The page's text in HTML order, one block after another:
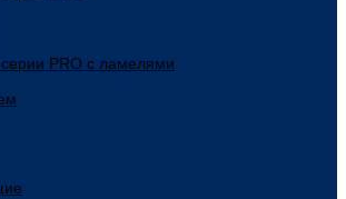
PRO с ламелями